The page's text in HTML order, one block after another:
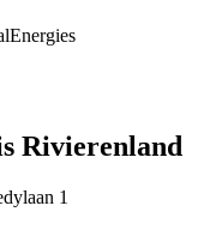
Rivierenland
1